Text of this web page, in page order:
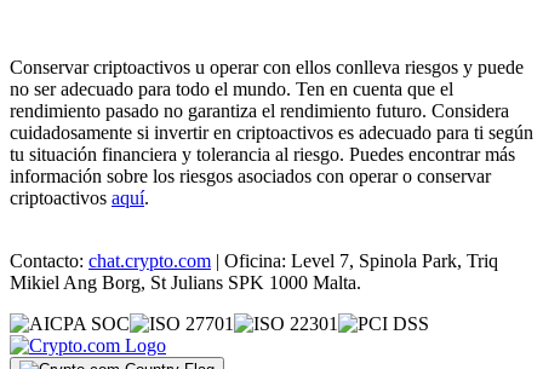
Conservar criptoactivos u operar con ellos conlleva riesgos y puede
no ser adecuado para todo el mundo. Ten en cuenta que el
rendimiento pasado no garantiza el rendimiento futuro. Considera
cuidadosamente si invertir en criptoactivos es adecuado para ti según
tu situación financiera y tolerancia al riesgo. Puedes encontrar más
información sobre los riesgos asociados con operar o conservar
criptoactivos aquí.
Contacto: chat.crypto.com | Oficina: Level 7, Spinola Park, Triq
Mikiel Ang Borg, St Julians SPK 1000 Malta.